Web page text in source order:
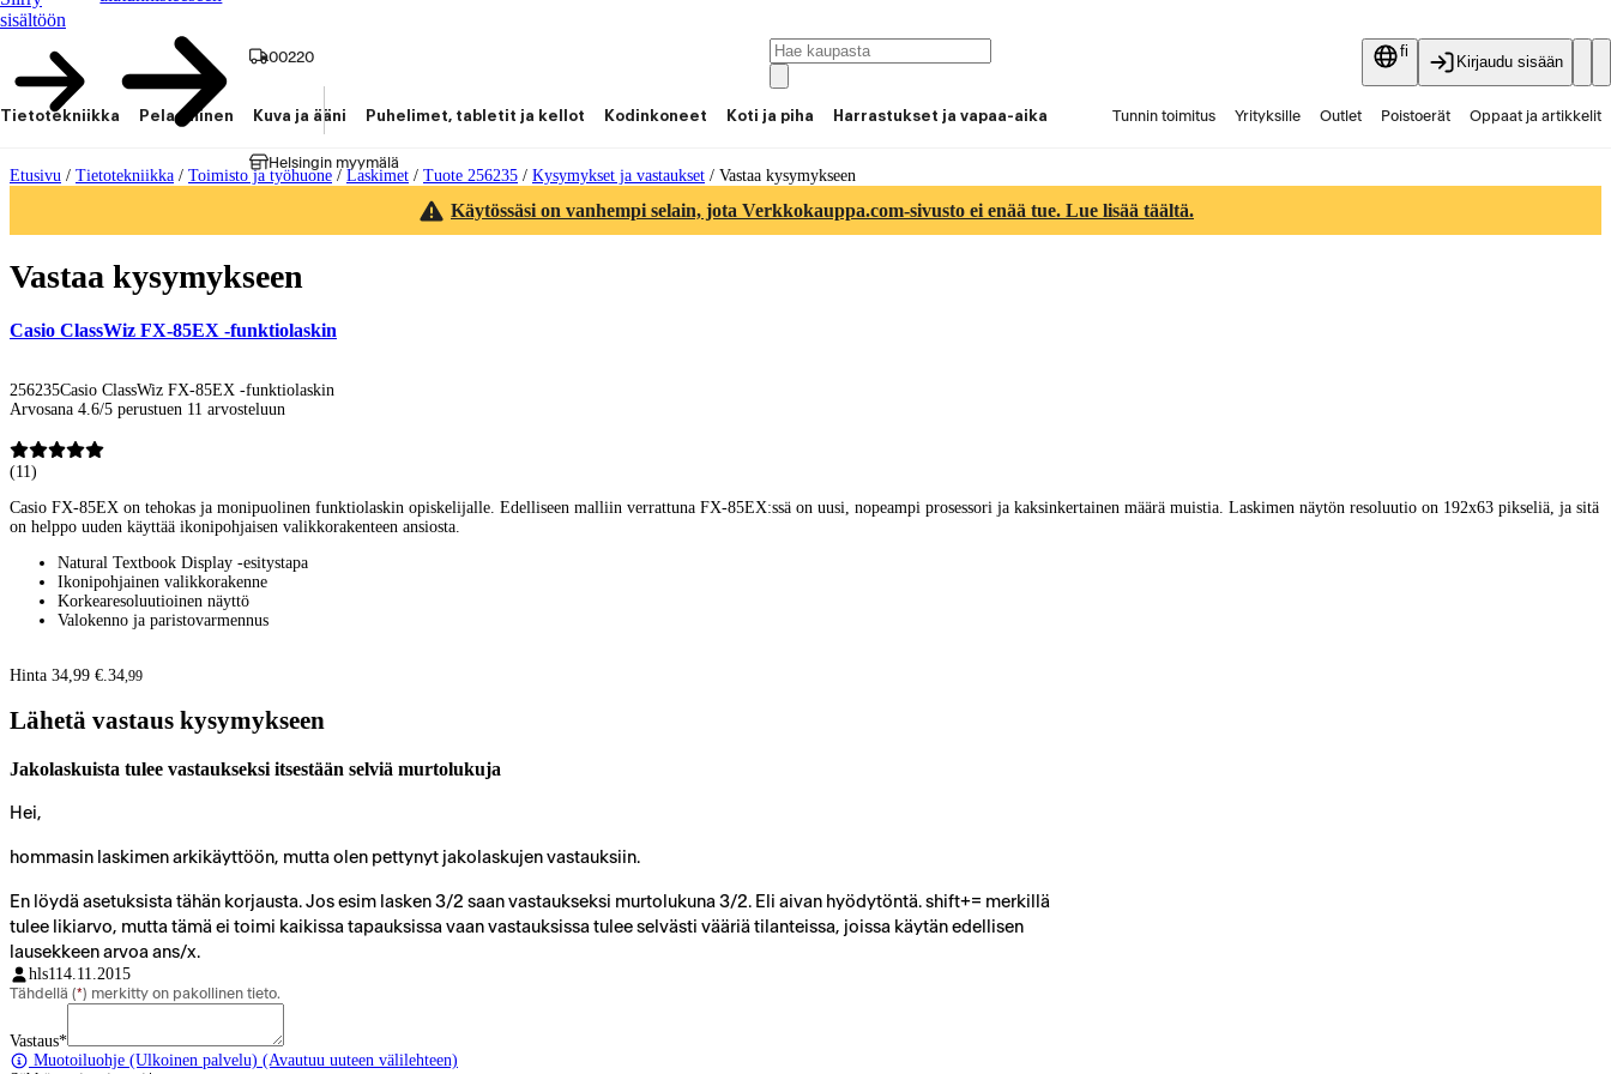
sisältöön
00220
Helsingin myymälä
fi
Kirjaudu sisään
Tietotekniikka Pelaaminen Kuva ja ääni Puhelimet, tabletit ja kellot Kodinkoneet Koti ja piha Harrastukset ja vapaa-aika Tunnin toimitus Yrityksille Outlet Poistoerät Oppaat ja artikkelit
Etusivu / Tietotekniikka / Toimisto ja työhuone / Laskimet / Tuote 256235 / Kysymykset ja vastaukset / Vastaa kysymykseen
Käytössäsi on vanhempi selain, jota Verkkokauppa.com-sivusto ei enää tue. Lue lisää täältä.
Vastaa kysymykseen
Casio ClassWiz FX-85EX -funktiolaskin
256235Casio ClassWiz FX-85EX -funktiolaskin
Arvosana 4.6/5 perustuen 11 arvosteluun
(11)
Casio FX-85EX on tehokas ja monipuolinen funktiolaskin opiskelijalle. Edelliseen malliin verrattuna FX-85EX:ssä on uusi, nopeampi prosessori ja kaksinkertainen määrä muistia. Laskimen näytön resoluutio on 192x63 pikseliä, ja sitä
on helppo uuden käyttää ikonipohjaisen valikkorakenteen ansiosta.
Natural Textbook Display -esitystapa
Ikonipohjainen valikkorakenne
Korkearesoluutioinen näyttö
Valokenno ja paristovarmennus
Hinta 34,99 €.34,99
Lähetä vastaus kysymykseen
Jakolaskuista tulee vastaukseksi itsestään selviä murtolukuja
Hei,
hommasin laskimen arkikäyttöön, mutta olen pettynyt jakolaskujen vastauksiin.
En löydä asetuksista tähän korjausta. Jos esim lasken 3/2 saan vastaukseksi murtolukuna 3/2. Eli aivan hyödytöntä. shift+= merkillä
tulee likiarvo, mutta tämä ei toimi kaikissa tapauksissa vaan vastauksissa tulee selvästi vääriä tilanteissa, joissa käytän edellisen
lausekkeen arvoa ans/x.
hls114.11.2015
Tähdellä (*) merkitty on pakollinen tieto.
Vastaus*
Muotoiluohje (Ulkoinen palvelu) (Avautuu uuteen välilehteen)